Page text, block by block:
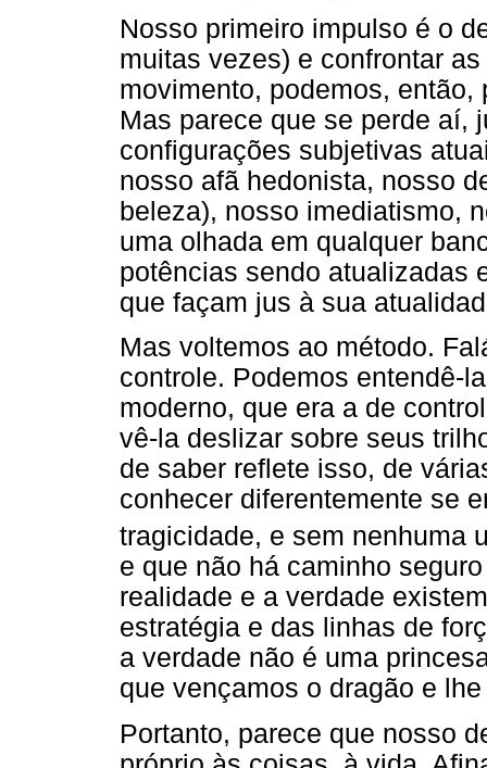
Nosso primeiro impulso é o
muitas vezes) e confrontar
movimento, podemos,
Mas parece que se perde aí,
configurações subjetivas
nosso afã hedonista, nosso
beleza), nosso imediatismo,
uma olhada em qualquer
potências sendo atualizadas
que façam jus à sua
Mas voltemos ao método.
controle. Podemos entendê-
moderno, que era a de
vê-la deslizar sobre seus
de saber reflete isso, de
conhecer diferentemente se
tragicidade, e sem nenhuma
e que não há caminho
realidade e a verdade
estratégia e das linhas de
a verdade não é uma
que vençamos o dragão e
Portanto, parece que nosso